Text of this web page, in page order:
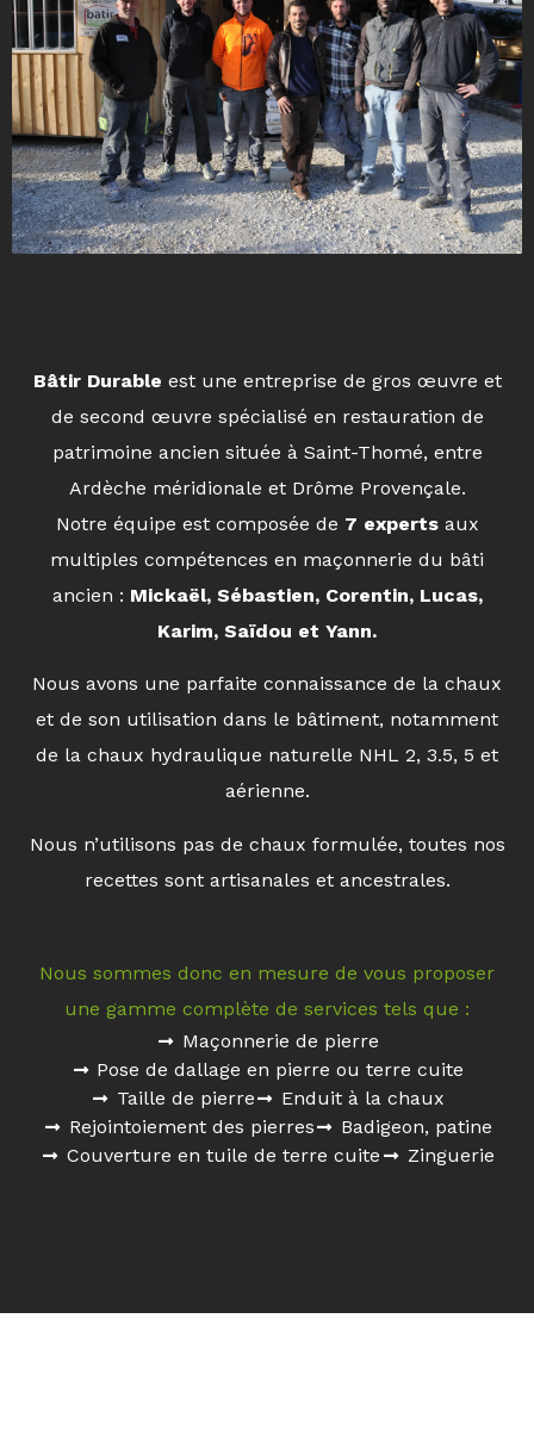
Bâtir Durable est une entreprise de gros œuvre et
de second œuvre spécialisé en restauration de
patrimoine ancien située à Saint-Thomé, entre
Ardèche méridionale et Drôme Provençale.
Notre équipe est composée de 7 expertsaux
multiples compétences en maçonnerie du bâti
ancien : Mickaël, Sébastien, Corentin, Lucas,
Karim, Saïdou et Yann.
Nous avons une parfaite connaissance de la chaux
et de son utilisation dans le bâtiment, notamment
de la chaux hydraulique naturelle NHL 2, 3.5, 5 et
aérienne.
Nous n’utilisons pas de chaux formulée, toutes nos
recettes sont artisanales et ancestrales.
Nous sommes donc en mesure de vous proposer
une gamme complète de services tels que :
Maçonnerie de pierre
Pose de dallage en pierre ou terre cuite
Taille de pierre
Enduit à la chaux
Rejointoiement des pierres
Badigeon, patine
Couverture en tuile de terre cuite
Zinguerie